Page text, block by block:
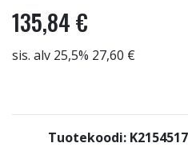
135,84 €
sis. alv 25,5% 27,60 €
Tuotekoodi: